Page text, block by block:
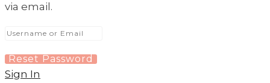
via email.
Sign In